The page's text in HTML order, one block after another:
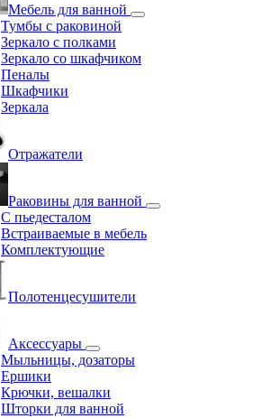
Мебель для ванной
Тумбы с раковиной
Зеркало с полками
Зеркало со шкафчиком
Пеналы
Шкафчики
Зеркала
Отражатели
Раковины для ванной
С пьедесталом
Встраиваемые в мебель
Комплектующие
Полотенцесушители
Аксессуары
Мыльницы, дозаторы
Ершики
Крючки, вешалки
Шторки для ванной